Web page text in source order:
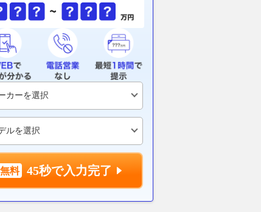
岸道路」に“新ル
！ 全線バイパス
ックス案 事業
外環道－川越直結「首都圏の巨
大バイパス」いよいよ全通へ！
延伸区間の「走行イメージ動
画」が公開 和光富士見バイパ
45秒で入力完了